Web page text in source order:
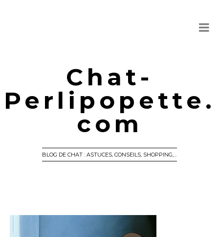
Chat-
Perlipopette.
com
BLOG DE CHAT : ASTUCES, CONSEILS, SHOPPING,…